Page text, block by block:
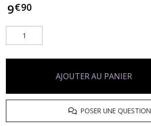
9€90
AJOUTER AU PANIER
POSER UNE QUESTION